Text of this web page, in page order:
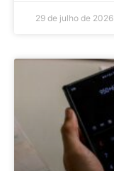
29 de julho de 2026